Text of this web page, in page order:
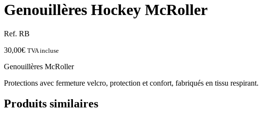
Genouillères Hockey McRoller
Ref. RB
30,00€ TVA incluse
Genouillères McRoller
Protections avec fermeture velcro, protection et confort, fabriqués en tissu respirant.
Produits similaires